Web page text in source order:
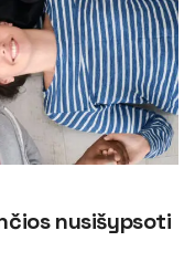
nusišypsoti